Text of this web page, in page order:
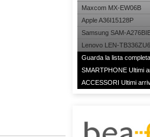
Maxcom MX-EW06B
Apple A36I15128P
Samsung SAM-
Lenovo LEN-TB336ZU6
Guarda la lista completa
SMARTPHONE Ultimi
ACCESSORI Ultimi